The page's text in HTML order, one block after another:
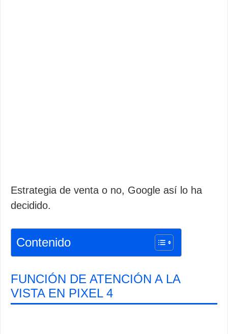
Estrategia de venta o no, Google así lo ha
decidido.
Contenido
FUNCIÓN DE ATENCIÓN A LA
VISTA EN PIXEL 4